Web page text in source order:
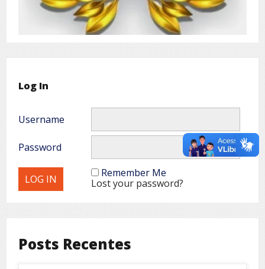
Log In
Username
Password
Remember Me
Lost your password?
Posts Recentes